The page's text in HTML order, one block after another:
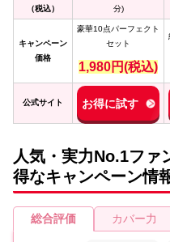
（税込）
分)
キャンペーン
価格
豪華10点パーフェクト
セット
1,980円(税込)
公式サイト お得に試す
人気・実力No.1ファ
得なキャンペーン情
総合評価 カバー力